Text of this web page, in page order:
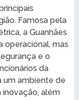
Famosa pela
a Guanhães
operacional, mas
e o
da
um ambiente de
inovação, além